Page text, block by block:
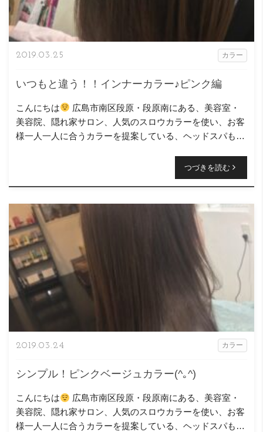
いつもと違う！！インナーカラー♪ピンク編
2019.03.25 カラー
こんにちは
広島市南区段原・段原南にある、美容室・
美容院、隠れ家サロン、人気のスロウカラーを使い、お客
様一人一人に合うカラーを提案している、ヘッドスパも得
つづきを読む
シンプル！ピンクベージュカラー(^｡^)
2019.03.24 カラー
こんにちは
広島市南区段原・段原南にある、美容室・
美容院、隠れ家サロン、人気のスロウカラーを使い、お客
様一人一人に合うカラーを提案している、ヘッドスパも得